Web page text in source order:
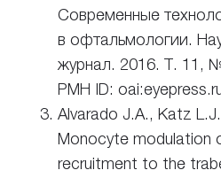
Современные
в офтальмологии.
журнал. 2016. Т. 11,
PMH ID:
Alvarado J.A., Katz
Monocyte modulation
recruitment to the